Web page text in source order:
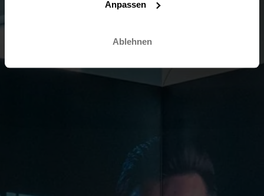
Anpassen
Ablehnen